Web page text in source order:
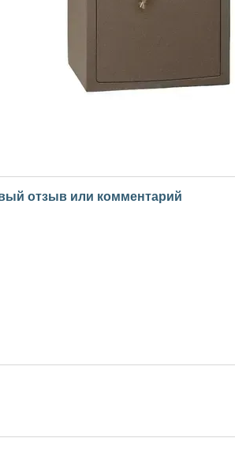
отзыв или комментарий